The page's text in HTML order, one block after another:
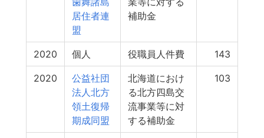
居住者連
盟
補助金
2020 個人 役職員人件費 143
2020
公益社団
法人北方
領土復帰
期成同盟
北海道におけ
る北方四島交
流事業等に対
する補助金
103